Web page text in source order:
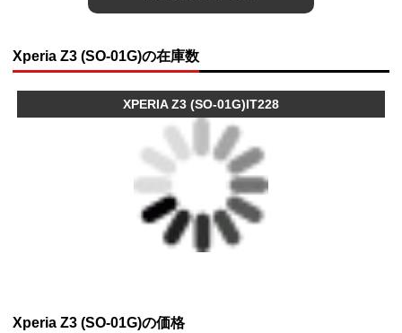
Xperia Z3 (SO-01G)の在庫数
XPERIA Z3 (SO-01G)IT228
Xperia Z3 (SO-01G)の価格